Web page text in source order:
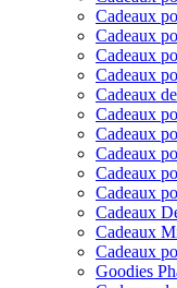
Cadeaux
Cadeaux
Cadeaux
Cadeaux
Cadeaux
Cadeaux
Cadeaux
Cadeaux
Cadeaux
Cadeaux
Cadeaux
Cadeaux
Cadeaux
Goodies